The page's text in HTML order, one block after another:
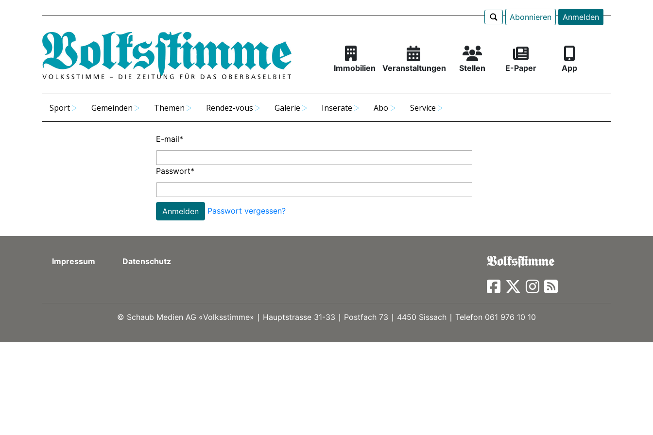
Abonnieren Anmelden
Immobilien Veranstaltungen Stellen E-Paper App
Sport Gemeinden Themen Rendez-vous Galerie Inserate Abo Service
E-mail*
Passwort*
Passwort vergessen?
Impressum Datenschutz
© Schaub Medien AG «Volksstimme» ∣ Hauptstrasse 31-33 ∣ Postfach 73 ∣ 4450 Sissach ∣ Telefon 061 976 10 10